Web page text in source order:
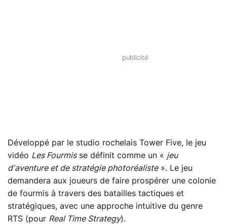
Développé par le studio rochelais Tower Five, le jeu
vidéo Les Fourmisse définit comme un « jeu
d'aventure et de stratégie photoréaliste». Le jeu
demandera aux joueurs de faire prospérer une colonie
de fourmis à travers des batailles tactiques et
stratégiques, avec une approche intuitive du genre
RTS (pour Real Time Strategy).